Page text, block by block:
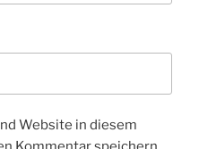
Website in diesem